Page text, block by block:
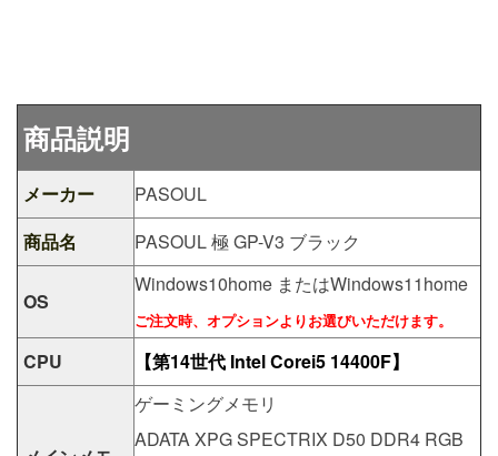
商品説明
メーカー
PASOUL
商品名
PASOUL 極 GP-V3 ブラック
OS
Windows10home またはWindows11home
ご注文時、オプションよりお選びいただけます。
CPU 【第14世代 Intel Corei5 14400F】
ゲーミングメモリ
ADATA XPG SPECTRIX D50 DDR4 RGB